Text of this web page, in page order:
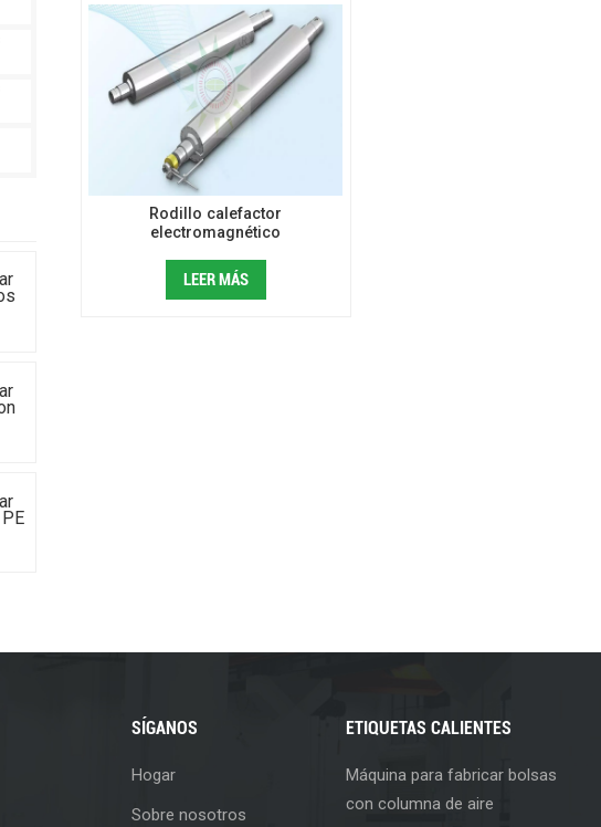
Rodillo calefactor
electromagnético
LEER MÁS
SÍGANOS
Hogar
Sobre nosotros
ETIQUETAS CALIENTES
Máquina para fabricar bolsas
con columna de aire